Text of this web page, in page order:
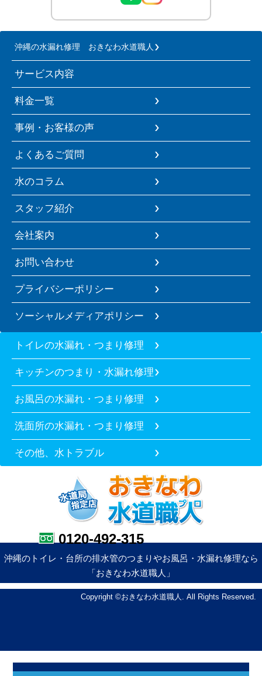
沖縄の水漏れ修理 おきなわ水道職人
サービス内容
料金一覧
事例・お客様の声
よくあるご質問
水のコラム
スタッフ紹介
会社案内
お問い合わせ
プライバシーポリシー
ソーシャルメディアポリシー
トイレの水漏れ・つまり修理
キッチンのつまり・水漏れ修理
お風呂の水漏れ・つまり修理
洗面所の水漏れ・つまり修理
その他、水トラブル
0120-492-315
沖縄のトイレ・台所の排水管のつまりやお風呂・水漏れ修理なら
「おきなわ水道職人」
Copyright ©おきなわ水道職人. All Rights Reserved.